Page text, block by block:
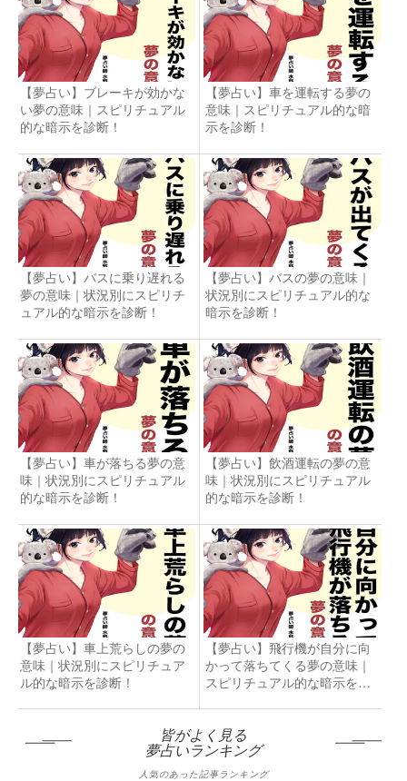
【夢占い】ブレーキが効かな
い夢の意味｜スピリチュアル
的な暗示を診断！
【夢占い】車を運転する夢の
意味｜スピリチュアル的な暗
示を診断！
【夢占い】バスに乗り遅れる
夢の意味｜状況別にスピリチ
ュアル的な暗示を診断！
【夢占い】バスの夢の意味｜
状況別にスピリチュアル的な
暗示を診断！
【夢占い】車が落ちる夢の意
味｜状況別にスピリチュアル
的な暗示を診断！
【夢占い】飲酒運転の夢の意
味｜状況別にスピリチュアル
的な暗示を診断！
【夢占い】車上荒らしの夢の
意味｜状況別にスピリチュア
ル的な暗示を診断！
【夢占い】飛行機が自分に向
かって落ちてくる夢の意味｜
スピリチュアル的な暗示を診
皆がよく見る
夢占いランキング
人気のあった記事ランキング